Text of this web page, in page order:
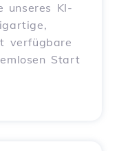
unseres KI-
verfügbare
Start